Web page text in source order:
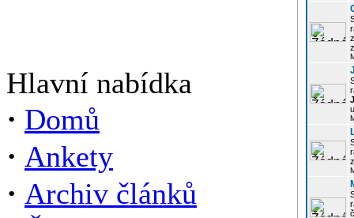
Hlavní nabídka
· Domů
· Ankety
· Archiv článků